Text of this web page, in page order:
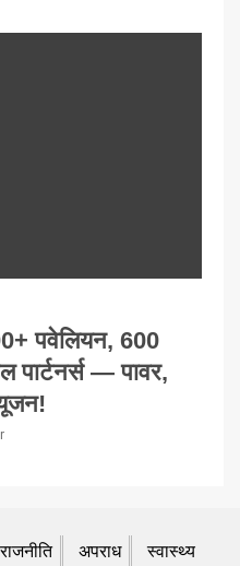
पवेलियन, 600
पार्टनर्स — पावर,
राजनीति अपराध स्वास्थ्य